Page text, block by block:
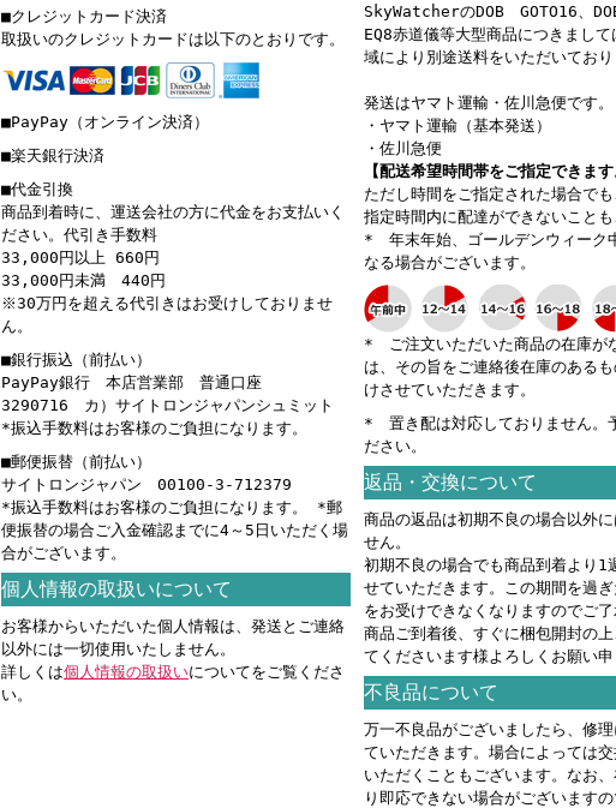
■クレジットカード決済
取扱いのクレジットカードは以下のとおりです。
■PayPay（オンライン決済）
■楽天銀行決済
■代金引換
商品到着時に、運送会社の方に代金をお支払いく
ださい。代引き手数料
33,000円以上 660円
33,000円未満 440円
※30万円を超える代引きはお受けしておりませ
ん。
■銀行振込（前払い）
PayPay銀行 本店営業部 普通口座
3290716 カ）サイトロンジャパンシュミット
*振込手数料はお客様のご負担になります。
■郵便振替（前払い）
サイトロンジャパン 00100-3-712379
*振込手数料はお客様のご負担になります。 *郵
便振替の場合ご入金確認までに4～5日いただく場
合がございます。
個人情報の取扱いについて
お客様からいただいた個人情報は、発送とご連絡
以外には一切使用いたしません。
詳しくは個人情報の取扱いについてをご覧くださ
い。
SkyWatcherのDOB GOTO16、
EQ8赤道儀等大型商品につきまし
域により別途送料をいただいており
発送はヤマト運輸・佐川急便です。
・ヤマト運輸（基本発送）
・佐川急便
【配送希望時間帯をご指定できます
ただし時間をご指定された場合で
指定時間内に配達ができないことも
* 年末年始、ゴールデンウィーク
なる場合がございます。
* ご注文いただいた商品の在庫が
は、その旨をご連絡後在庫のある
けさせていただきます。
* 置き配は対応しておりません。
ださい。
返品・交換について
商品の返品は初期不良の場合以外に
せん。
初期不良の場合でも商品到着より1
せていただきます。この期間を過
をお受けできなくなりますのでご了
商品ご到着後、すぐに梱包開封の
てくださいます様よろしくお願い申
不良品について
万一不良品がございましたら、修
ていただきます。場合によっては
いただくこともございます。なお
り即応できない場合がございます